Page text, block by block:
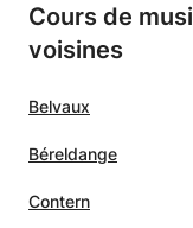
Cours de
voisines
Belvaux
Béreldange
Contern